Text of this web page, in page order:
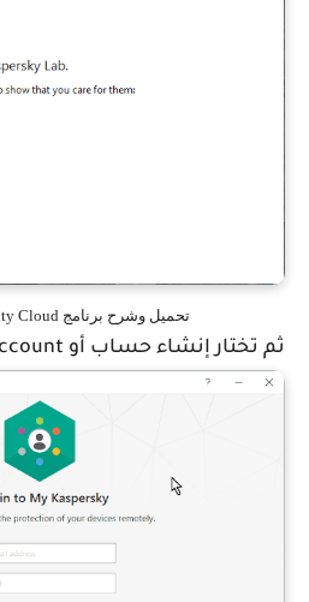
تحميل وشرح برنامج Kaspersky Security Cloud
ثم تختار إنشاء حساب أو create account.